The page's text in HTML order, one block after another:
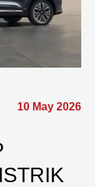
10 May 2026